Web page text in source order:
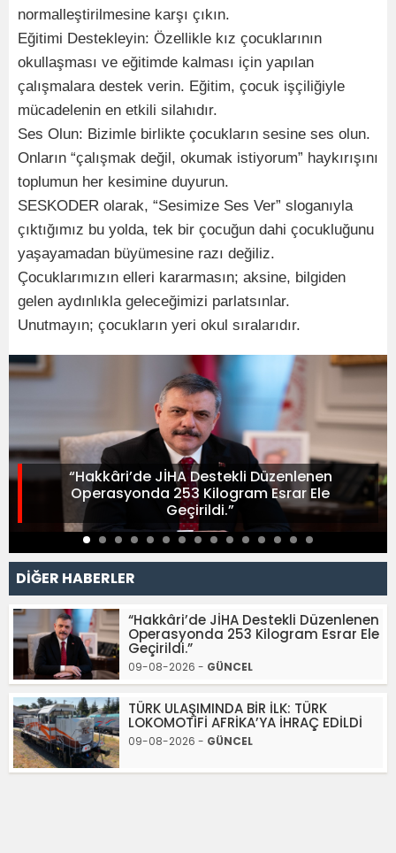
normalleştirilmesine karşı çıkın.
Eğitimi Destekleyin: Özellikle kız çocuklarının
okullaşması ve eğitimde kalması için yapılan
çalışmalara destek verin. Eğitim, çocuk işçiliğiyle
mücadelenin en etkili silahıdır.
Ses Olun: Bizimle birlikte çocukların sesine ses olun.
Onların “çalışmak değil, okumak istiyorum” haykırışını
toplumun her kesimine duyurun.
SESKODER olarak, “Sesimize Ses Ver” sloganıyla
çıktığımız bu yolda, tek bir çocuğun dahi çocukluğunu
yaşayamadan büyümesine razı değiliz.
Çocuklarımızın elleri kararmasın; aksine, bilgiden
gelen aydınlıkla geleceğimizi parlatsınlar.
Unutmayın; çocukların yeri okul sıralarıdır.
“Hakkâri’de JİHA Destekli Düzenlenen
Operasyonda 253 Kilogram Esrar Ele
Geçirildi.”
DİĞER HABERLER
“Hakkâri’de JİHA Destekli Düzenlenen
Operasyonda 253 Kilogram Esrar Ele
Geçirildi.”
09-08-2026 - GÜNCEL
TÜRK ULAŞIMINDA BİR İLK: TÜRK
LOKOMOTİFİ AFRİKA’YA İHRAÇ EDİLDİ
09-08-2026 - GÜNCEL